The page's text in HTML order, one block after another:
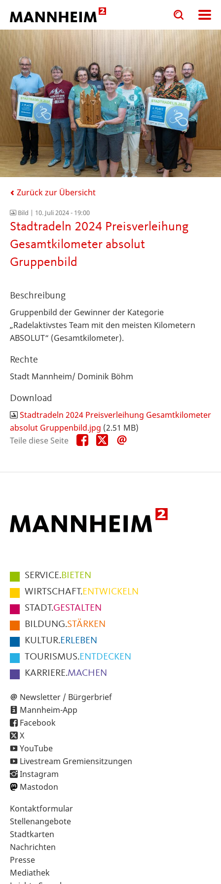
Toggle
search
input
form
Toggle
search
input
Zurück zur Übersicht
Bild | 10. Juli 2024 - 19:00
Stadtradeln 2024 Preisverleihung
Gesamtkilometer absolut
Gruppenbild
Beschreibung
Gruppenbild der Gewinner der Kategorie
„Radelaktivstes Team mit den meisten Kilometern
ABSOLUT“ (Gesamtkilometer).
Rechte
Stadt Mannheim/ Dominik Böhm
Download
Stadtradeln 2024 Preisverleihung Gesamtkilometer
absolut Gruppenbild.jpg (2.51 MB)
Teile diese Seite
Teile
diese
Teile
diese
Hauptmenüpunkte
im
Fußbereich
der
Seite
SERVICE.BIETEN
WIRTSCHAFT.ENTWICKELN
STADT.GESTALTEN
BILDUNG.STÄRKEN
KULTUR.ERLEBEN
TOURISMUS.ENTDECKEN
KARRIERE.MACHEN
Newsletter / Bürgerbrief
Mannheim-App
Facebook
X
YouTube
Livestream Gremiensitzungen
Instagram
Mastodon
Sekundärnavigation
im
Fußbereich
Kontaktformular
Stellenangebote
Stadtkarten
Nachrichten
Presse
Mediathek